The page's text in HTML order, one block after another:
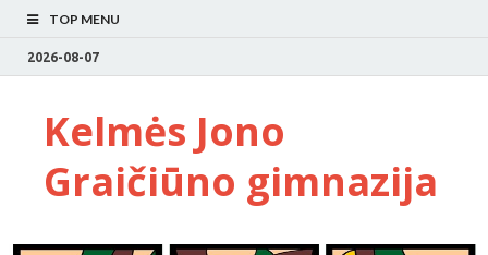
TOP MENU
2026-08-07
Kelmės Jono
Graičiūno gimnazija